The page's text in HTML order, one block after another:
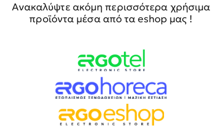
Ανακαλύψτε ακόμη περισσότερα χρήσιμα
προϊόντα μέσα από τα eshop μας !